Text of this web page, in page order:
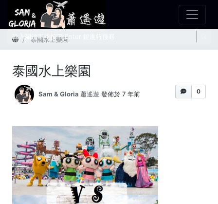
首頁 泰國水上樂園
泰國水上樂園
0
Sam & Gloria 蕭遙遊 發佈於 7 年前